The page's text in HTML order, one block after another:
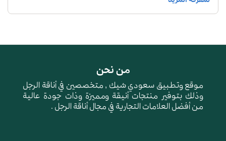
من نحن
موقع وتطبيق سعودي شيك , متخصصين في أناقة الرجل
وذلك بتوفير منتجات أنيقة ومميزة وذات جودة عالية
من أفضل العلامات التجارية في مجال أناقة الرجل .